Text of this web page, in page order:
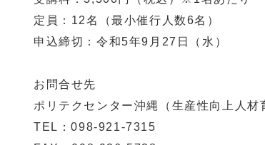
定員：12名（最小催行人数6名）
申込締切：令和5年9月27日（水）
お問合せ先
ポリテクセンター沖縄（生産性向上人材
TEL：098-921-7315